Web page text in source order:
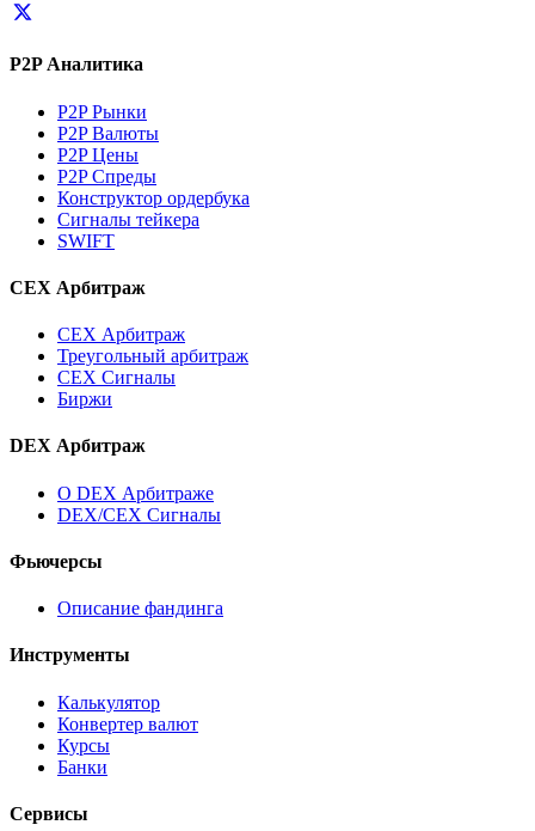
P2P Аналитика
P2P Рынки
P2P Валюты
P2P Цены
P2P Спреды
Конструктор ордербука
Сигналы тейкера
SWIFT
CEX Арбитраж
CEX Арбитраж
Треугольный арбитраж
CEX Сигналы
Биржи
DEX Арбитраж
О DEX Арбитраже
DEX/CEX Сигналы
Фьючерсы
Описание фандинга
Инструменты
Калькулятор
Конвертер валют
Курсы
Банки
Сервисы